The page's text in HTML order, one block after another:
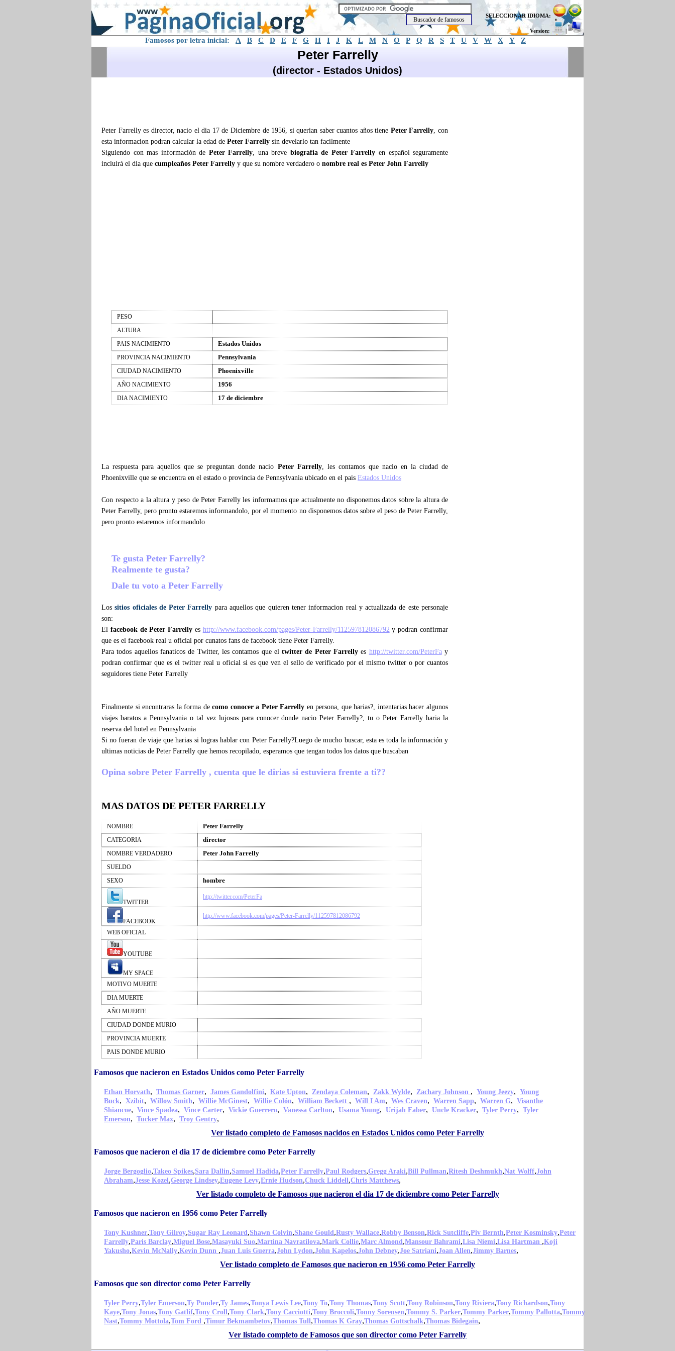
SELECCIONAR IDIOMA:
Version: |
Famosos por letra inicial: A B C D E F G H I J K L M N O P Q R S T U V W X Y Z
Peter Farrelly
(director - Estados Unidos)
Peter Farrelly es director, nacio el dia 17 de Diciembre de 1956, si querian saber cuantos años tiene Peter Farrelly, con
esta informacion podran calcular la edad de Peter Farrelly sin develarlo tan facilmente
Siguiendo con mas información de Peter Farrelly, una breve biografia de Peter Farrelly en español seguramente
incluirá el dia que cumpleaños Peter Farrelly y que su nombre verdadero o nombre real es Peter John Farrelly
PESO
ALTURA
PAIS NACIMIENTO
Estados Unidos
PROVINCIA NACIMIENTO Pennsylvania
CIUDAD NACIMIENTO Phoenixville
AÑO NACIMIENTO 1956
DIA NACIMIENTO 17 de diciembre
La respuesta para aquellos que se preguntan donde nacio Peter Farrelly, les contamos que nacio en la ciudad de
Phoenixville que se encuentra en el estado o provincia de Pennsylvania ubicado en el pais Estados Unidos
Con respecto a la altura y peso de Peter Farrelly les informamos que actualmente no disponemos datos sobre la altura de
Peter Farrelly, pero pronto estaremos informandolo, por el momento no disponemos datos sobre el peso de Peter Farrelly,
pero pronto estaremos informandolo
Te gusta Peter Farrelly?
Realmente te gusta?
Dale tu voto a Peter Farrelly
Lossitios oficiales de Peter Farrelly para aquellos que quieren tener informacion real y actualizada de este personaje
son:
El facebook de Peter Farrelly es http://www.facebook.com/pages/Peter-Farrelly/112597812086792y podran confirmar
que es el facebook real u oficial por cunatos fans de facebook tiene Peter Farrelly.
Para todos aquellos fanaticos de Twitter, les contamos que eltwitter de Peter Farrelly es http://twitter.com/PeterFay
podran confirmar que es el twitter real u oficial si es que ven el sello de verificado por el mismo twitter o por cuantos
seguidores tiene Peter Farrelly
Finalmente si encontraras la forma decomo conocer a Peter Farrelly en persona, que harias?, intentarias hacer algunos
viajes baratos a Pennsylvania o tal vez lujosos para conocer donde nacio Peter Farrelly?, tu o Peter Farrelly haria la
reserva del hotel en Pennsylvania
Si no fueran de viaje que harias si logras hablar con Peter Farrelly?Luego de mucho buscar, esta es toda la información y
ultimas noticias de Peter Farrelly que hemos recopilado, esperamos que tengan todos los datos que buscaban
Opina sobre Peter Farrelly , cuenta que le dirias si estuviera frente a ti??
MAS DATOS DE PETER FARRELLY
NOMBRE Peter Farrelly
CATEGORIA director
NOMBRE VERDADERO Peter John Farrelly
SUELDO
SEXO
hombre
TWITTER
http://twitter.com/PeterFa
FACEBOOK
http://www.facebook.com/pages/Peter-Farrelly/112597812086792
WEB OFICIAL
YOUTUBE
MY SPACE
MOTIVO MUERTE
DIA MUERTE
AÑO MUERTE
CIUDAD DONDE MURIO
PROVINCIA MUERTE
PAIS DONDE MURIO
Famosos que nacieron en Estados Unidos como Peter Farrelly
Ethan Horvath, Thomas Garner, James Gandolfini, Kate Upton, Zendaya Coleman, Zakk Wylde, Zachary Johnson , Young Jeezy, Young
Buck, Xzibit, Willow Smith, Willie McGinest, Willie Colón, William Beckett , Will I Am, Wes Craven, Warren Sapp, Warren G, Visanthe
Shiancoe, Vince Spadea, Vince Carter, Vickie Guerrero, Vanessa Carlton, Usama Young, Urijah Faber, Uncle Kracker, Tyler Perry, Tyler
Emerson, Tucker Max, Troy Gentry,
Ver listado completo de Famosos nacidos en Estados Unidos como Peter Farrelly
Famosos que nacieron el dia 17 de diciembre como Peter Farrelly
Jorge Bergoglio,Takeo Spikes,Sara Dallin,Samuel Hadida,Peter Farrelly,Paul Rodgers,Gregg Araki,Bill Pullman,Ritesh Deshmukh,Nat Wolff,John
Abraham,Jesse Kozel,George Lindsey,Eugene Levy,Ernie Hudson,Chuck Liddell,Chris Matthews,
Ver listado completo de Famosos que nacieron el dia 17 de diciembre como Peter Farrelly
Famosos que nacieron en 1956 como Peter Farrelly
Tony Kushner,Tony Gilroy,Sugar Ray Leonard,Shawn Colvin,Shane Gould,Rusty Wallace,Robby Benson,Rick Sutcliffe,Piv Bernth,Peter Kosminsky,Peter
Farrelly,Paris Barclay,Miguel Bose,Masayuki Suo,Martina Navratilova,Mark Collie,Marc Almond,Mansour Bahrami,Lisa Niemi,Lisa Hartman ,Koji
Yakusho,Kevin McNally,Kevin Dunn ,Juan Luis Guerra,John Lydon,John Kapelos,John Debney,Joe Satriani,Joan Allen,Jimmy Barnes,
Ver listado completo de Famosos que nacieron en 1956 como Peter Farrelly
Famosos que son director como Peter Farrelly
Tyler Perry,Tyler Emerson,Ty Ponder,Ty James,Tonya Lewis Lee,Tony To,Tony Thomas,Tony Scott,Tony Robinson,Tony Riviera,Tony Richardson,Tony
Kaye,Tony Jonas,Tony Gatlif,Tony Croll,Tony Clark,Tony Cacciotti,Tony Broccoli,Tonny Sorensen,Tommy S. Parker,Tommy Parker,Tommy Pallotta,Tommy
Nast,Tommy Mottola,Tom Ford ,Timur Bekmambetov,Thomas Tull,Thomas K Gray,Thomas Gottschalk,Thomas Bidegain,
Ver listado completo de Famosos que son director como Peter Farrelly